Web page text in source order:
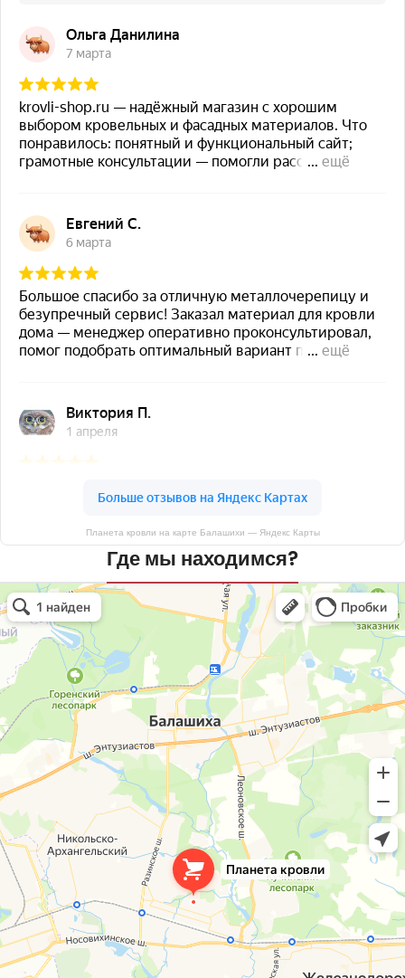
Планета кровли на карте Балашихи — Яндекс Карты
Где мы находимся?
Планета кровли
Кровля и кровельные материалы в Балашихе
Окна в Балашихе